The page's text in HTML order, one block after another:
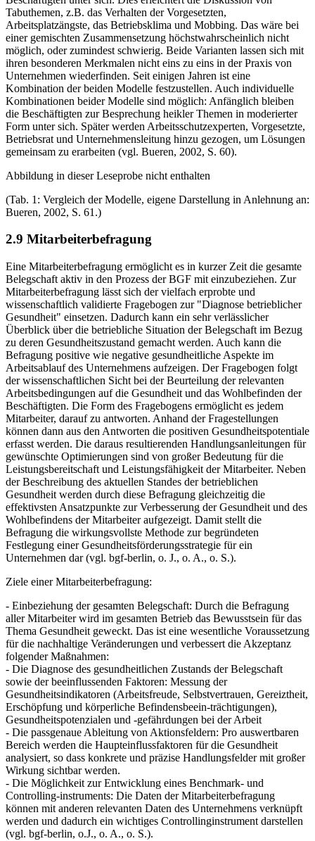
Tabuthemen, z.B. das Verhalten der Vorgesetzten,
Arbeitsplatzängste, das Betriebsklima und Mobbing. Das wäre bei
einer gemischten Zusammensetzung höchstwahrscheinlich nicht
möglich, oder zumindest schwierig. Beide Varianten lassen sich mit
ihren besonderen Merkmalen nicht eins zu eins in der Praxis von
Unternehmen wiederfinden. Seit einigen Jahren ist eine
Kombination der beiden Modelle festzustellen. Auch individuelle
Kombinationen beider Modelle sind möglich: Anfänglich bleiben
die Beschäftigten zur Besprechung heikler Themen in moderierter
Form unter sich. Später werden Arbeitsschutzexperten, Vorgesetzte,
Betriebsrat und Unternehmensleitung hinzu gezogen, um Lösungen
gemeinsam zu erarbeiten (vgl. Bueren, 2002, S. 60).
Abbildung in dieser Leseprobe nicht enthalten
(Tab. 1: Vergleich der Modelle, eigene Darstellung in Anlehnung an:
Bueren, 2002, S. 61.)
2.9 Mitarbeiterbefragung
Eine Mitarbeiterbefragung ermöglicht es in kurzer Zeit die gesamte
Belegschaft aktiv in den Prozess der BGF mit einzubeziehen. Zur
Mitarbeiterbefragung lässt sich der vielfach erprobte und
wissenschaftlich validierte Fragebogen zur "Diagnose betrieblicher
Gesundheit" einsetzen. Dadurch kann ein sehr verlässlicher
Überblick über die betriebliche Situation der Belegschaft im Bezug
zu deren Gesundheitszustand gemacht werden. Auch kann die
Befragung positive wie negative gesundheitliche Aspekte im
Arbeitsablauf des Unternehmens aufzeigen. Der Fragebogen folgt
der wissenschaftlichen Sicht bei der Beurteilung der relevanten
Arbeitsbedingungen auf die Gesundheit und das Wohlbefinden der
Beschäftigten. Die Form des Fragebogens ermöglicht es jedem
Mitarbeiter, darauf zu antworten. Anhand der Fragestellungen
können dann aus den Antworten die positiven Gesundheitspotentiale
erfasst werden. Die daraus resultierenden Handlungsanleitungen für
gewünschte Optimierungen sind von großer Bedeutung für die
Leistungsbereitschaft und Leistungsfähigkeit der Mitarbeiter. Neben
der Beschreibung des aktuellen Standes der betrieblichen
Gesundheit werden durch diese Befragung gleichzeitig die
effektivsten Ansatzpunkte zur Verbesserung der Gesundheit und des
Wohlbefindens der Mitarbeiter aufgezeigt. Damit stellt die
Befragung die wirkungsvollste Methode zur begründeten
Festlegung einer Gesundheitsförderungsstrategie für ein
Unternehmen dar (vgl. bgf-berlin, o. J., o. A., o. S.).
Ziele einer Mitarbeiterbefragung:
- Einbeziehung der gesamten Belegschaft: Durch die Befragung
aller Mitarbeiter wird im gesamten Betrieb das Bewusstsein für das
Thema Gesundheit geweckt. Das ist eine wesentliche Voraussetzung
für die nachhaltige Veränderungen und verbessert die Akzeptanz
folgender Maßnahmen:
- Die Diagnose des gesundheitlichen Zustands der Belegschaft
sowie der beeinflussenden Faktoren: Messung der
Gesundheitsindikatoren (Arbeitsfreude, Selbstvertrauen, Gereiztheit,
Erschöpfung und körperliche Befindensbeein-trächtigungen),
Gesundheitspotenzialen und -gefährdungen bei der Arbeit
- Die passgenaue Ableitung von Aktionsfeldern: Pro auswertbaren
Bereich werden die Haupteinflussfaktoren für die Gesundheit
analysiert, so dass konkrete und präzise Handlungsfelder mit großer
Wirkung sichtbar werden.
- Die Möglichkeit zur Entwicklung eines Benchmark- und
Controlling-instruments: Die Daten der Mitarbeiterbefragung
können mit anderen relevanten Daten des Unternehmens verknüpft
werden und dadurch ein wichtiges Controllinginstrument darstellen
(vgl. bgf-berlin, o.J., o. A., o. S.).